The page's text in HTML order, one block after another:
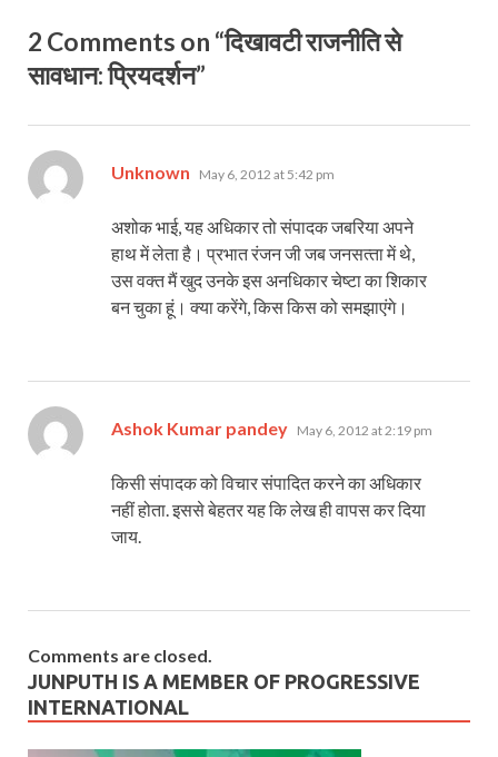
2 Comments on “दिखावटी राजनीति से
सावधान: प्रियदर्शन”
Unknown says:
May 6, 2012 at 5:42 pm
अशोक भाई, यह अधिकार तो संपादक जबरिया अपने
हाथ में लेता है। प्रभात रंजन जी जब जनसत्‍ता में थे,
उस वक्‍त मैं खुद उनके इस अनधिकार चेष्‍टा का शिकार
बन चुका हूं। क्‍या करेंगे, किस किस को समझाएंगे।
Ashok Kumar pandey says:
May 6, 2012 at 2:19 pm
किसी संपादक को विचार संपादित करने का अधिकार
नहीं होता. इससे बेहतर यह कि लेख ही वापस कर दिया
जाय.
Comments are closed.
JUNPUTH IS A MEMBER OF PROGRESSIVE
INTERNATIONAL